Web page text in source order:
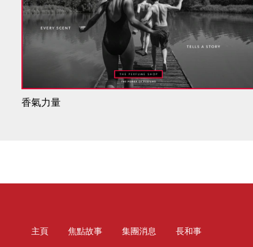
香氣力量
主頁 焦點故事 集團消息 長和事